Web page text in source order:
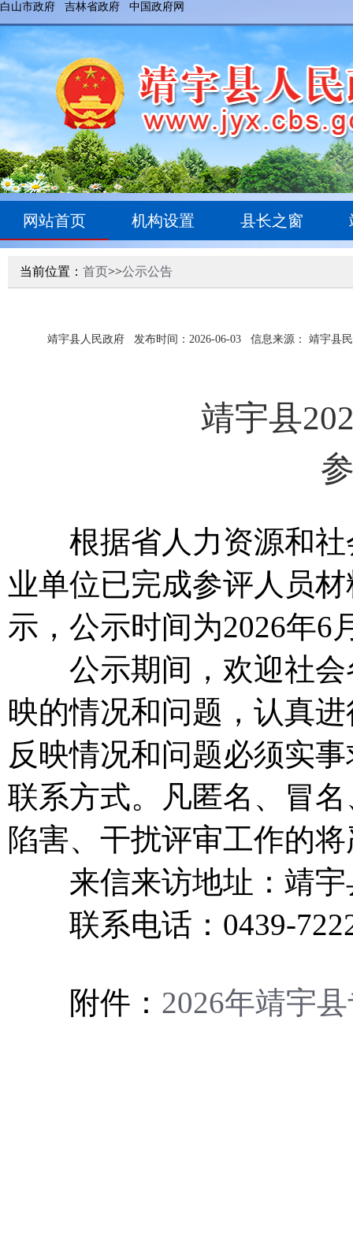
白山市政府 吉林省政府 中国政府网
网站首页 机构设置 县长之窗
当前位置： 首页>>公示公告
靖宇县人民政府 发布时间：2026-06-03 信息来源： 靖宇县
靖宇县
根据省人力资源和社
业单位已完成参评人员
示，公示时间为2026年6
公示期间，欢迎社会
映的情况和问题，认真
反映情况和问题必须实
联系方式。凡匿名、冒
陷害、干扰评审工作的
来信来访地址：靖宇
联系电话：0439-
附件： 2026年靖宇